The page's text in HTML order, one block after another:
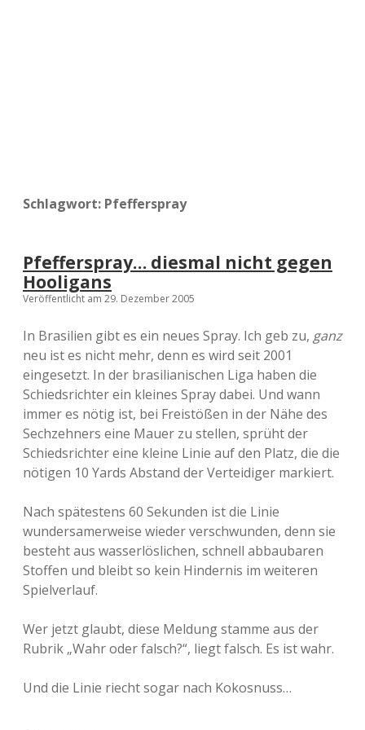
Schlagwort: Pfefferspray
Pfefferspray… diesmal nicht gegen
Hooligans
Veröffentlicht am 29. Dezember 2005
In Brasilien gibt es ein neues Spray. Ich geb zu, ganz
neu ist es nicht mehr, denn es wird seit 2001
eingesetzt. In der brasilianischen Liga haben die
Schiedsrichter ein kleines Spray dabei. Und wann
immer es nötig ist, bei Freistößen in der Nähe des
Sechzehners eine Mauer zu stellen, sprüht der
Schiedsrichter eine kleine Linie auf den Platz, die die
nötigen 10 Yards Abstand der Verteidiger markiert.
Nach spätestens 60 Sekunden ist die Linie
wundersamerweise wieder verschwunden, denn sie
besteht aus wasserlöslichen, schnell abbaubaren
Stoffen und bleibt so kein Hindernis im weiteren
Spielverlauf.
Wer jetzt glaubt, diese Meldung stamme aus der
Rubrik „Wahr oder falsch?“, liegt falsch. Es ist wahr.
Und die Linie riecht sogar nach Kokosnuss…